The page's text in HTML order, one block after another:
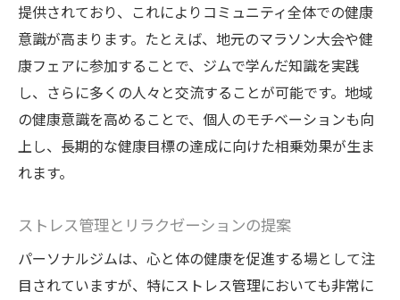
提供されており、これによりコミュニティ全体での健康
意識が高まります。たとえば、地元のマラソン大会や健
康フェアに参加することで、ジムで学んだ知識を実践
し、さらに多くの人々と交流することが可能です。地域
の健康意識を高めることで、個人のモチベーションも向
上し、長期的な健康目標の達成に向けた相乗効果が生ま
れます。
ストレス管理とリラクゼーションの提案
パーソナルジムは、心と体の健康を促進する場として注
目されていますが、特にストレス管理においても非常に